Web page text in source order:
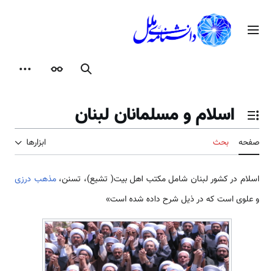
محتوامنوی اصلی
جستجوظاهر
تغییر وضعیت فهرست محتویات
اسلام و مسلمانان لبنان
صفحه بحث ابزارها
اسلام در کشور لبنان شامل مکتب اهل بیت( تشیع)، تسنن،مذهب درزی
و علوی است که در ذیل شرح داده شده است»